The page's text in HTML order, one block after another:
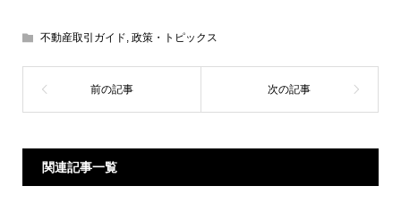
不動産取引ガイド 政策・トピックス
関連記事一覧